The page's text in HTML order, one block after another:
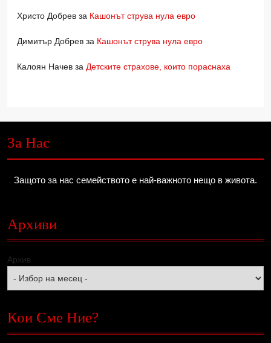
Христо Добрев за Кашонът струва нула евро
Димитър Добрев за Кашонът струва нула евро
Калоян Начев за Детските страхове, които пораснаха
За Нас
Защото за нас семейството е най-важното нещо в живота.
Архиви
Архив
Кои Сме Ние?